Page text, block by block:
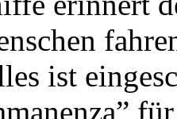
ist